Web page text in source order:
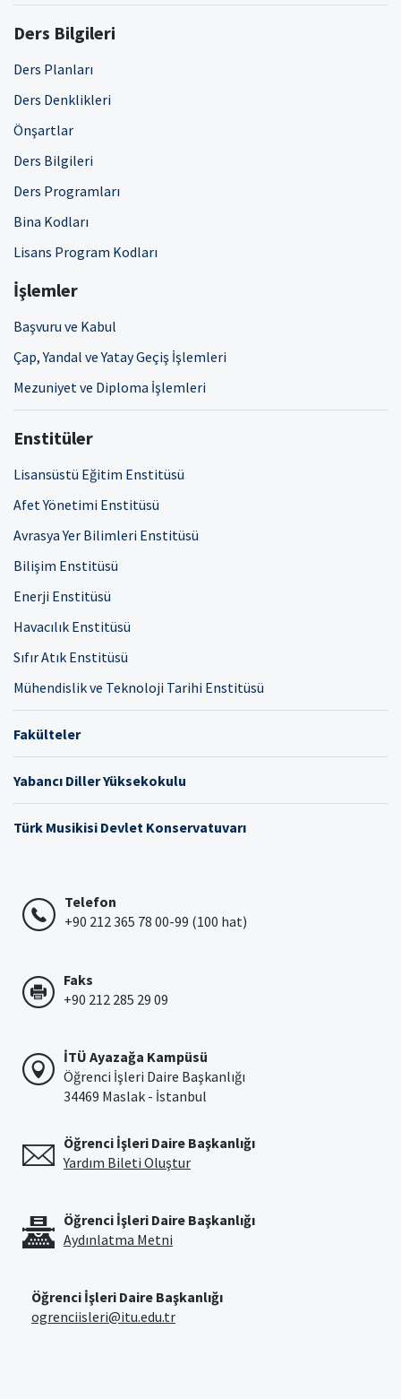
Ders Bilgileri
Ders Planları
Ders Denklikleri
Önşartlar
Ders Bilgileri
Ders Programları
Bina Kodları
Lisans Program Kodları
İşlemler
Başvuru ve Kabul
Çap, Yandal ve Yatay Geçiş İşlemleri
Mezuniyet ve Diploma İşlemleri
Enstitüler
Lisansüstü Eğitim Enstitüsü
Afet Yönetimi Enstitüsü
Avrasya Yer Bilimleri Enstitüsü
Bilişim Enstitüsü
Enerji Enstitüsü
Havacılık Enstitüsü
Sıfır Atık Enstitüsü
Mühendislik ve Teknoloji Tarihi Enstitüsü
Fakülteler
Yabancı Diller Yüksekokulu
Türk Musikisi Devlet Konservatuvarı
Telefon
+90 212 365 78 00-99 (100 hat)
Faks
+90 212 285 29 09
İTÜ Ayazağa Kampüsü
Öğrenci İşleri Daire Başkanlığı
34469 Maslak - İstanbul
Öğrenci İşleri Daire Başkanlığı
Yardım Bileti Oluştur
Öğrenci İşleri Daire Başkanlığı
Aydınlatma Metni
Öğrenci İşleri Daire Başkanlığı
ogrenciisleri@itu.edu.tr